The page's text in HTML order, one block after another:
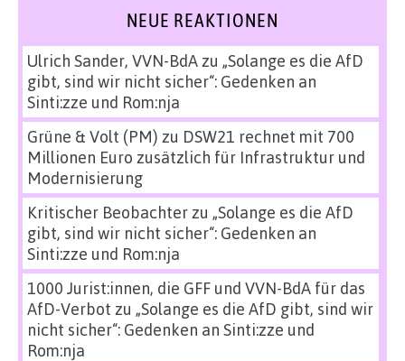
NEUE REAKTIONEN
Ulrich Sander, VVN-BdAzu „Solange es die AfD
gibt, sind wir nicht sicher“: Gedenken an
Sinti:zze und Rom:nja
Grüne & Volt (PM) zu DSW21 rechnet mit 700
Millionen Euro zusätzlich für Infrastruktur und
Modernisierung
Kritischer Beobachterzu „Solange es die AfD
gibt, sind wir nicht sicher“: Gedenken an
Sinti:zze und Rom:nja
1000 Jurist:innen, die GFF und VVN-BdA für das
AfD-Verbot zu „Solange es die AfD gibt, sind wir
nicht sicher“: Gedenken an Sinti:zze und
Rom:nja